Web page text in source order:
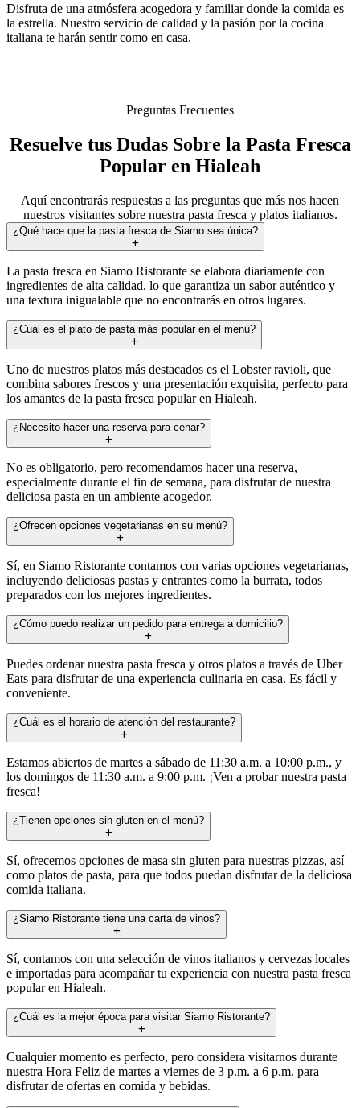
Disfruta de una atmósfera acogedora y familiar donde la comida es
la estrella. Nuestro servicio de calidad y la pasión por la cocina
italiana te harán sentir como en casa.
Preguntas Frecuentes
Resuelve tus Dudas Sobre la Pasta Fresca
Popular en Hialeah
Aquí encontrarás respuestas a las preguntas que más nos hacen
nuestros visitantes sobre nuestra pasta fresca y platos italianos.
¿Qué hace que la pasta fresca de Siamo sea única?
La pasta fresca en Siamo Ristorante se elabora diariamente con
ingredientes de alta calidad, lo que garantiza un sabor auténtico y
una textura inigualable que no encontrarás en otros lugares.
¿Cuál es el plato de pasta más popular en el menú?
Uno de nuestros platos más destacados es el Lobster ravioli, que
combina sabores frescos y una presentación exquisita, perfecto para
los amantes de la pasta fresca popular en Hialeah.
¿Necesito hacer una reserva para cenar?
No es obligatorio, pero recomendamos hacer una reserva,
especialmente durante el fin de semana, para disfrutar de nuestra
deliciosa pasta en un ambiente acogedor.
¿Ofrecen opciones vegetarianas en su menú?
Sí, en Siamo Ristorante contamos con varias opciones vegetarianas,
incluyendo deliciosas pastas y entrantes como la burrata, todos
preparados con los mejores ingredientes.
¿Cómo puedo realizar un pedido para entrega a domicilio?
Puedes ordenar nuestra pasta fresca y otros platos a través de Uber
Eats para disfrutar de una experiencia culinaria en casa. Es fácil y
conveniente.
¿Cuál es el horario de atención del restaurante?
Estamos abiertos de martes a sábado de 11:30 a.m. a 10:00 p.m., y
los domingos de 11:30 a.m. a 9:00 p.m. ¡Ven a probar nuestra pasta
fresca!
¿Tienen opciones sin gluten en el menú?
Sí, ofrecemos opciones de masa sin gluten para nuestras pizzas, así
como platos de pasta, para que todos puedan disfrutar de la deliciosa
comida italiana.
¿Siamo Ristorante tiene una carta de vinos?
Sí, contamos con una selección de vinos italianos y cervezas locales
e importadas para acompañar tu experiencia con nuestra pasta fresca
popular en Hialeah.
¿Cuál es la mejor época para visitar Siamo Ristorante?
Cualquier momento es perfecto, pero considera visitarnos durante
nuestra Hora Feliz de martes a viernes de 3 p.m. a 6 p.m. para
disfrutar de ofertas en comida y bebidas.